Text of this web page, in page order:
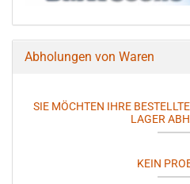
Abholungen von Waren
SIE MÖCHTEN IHRE
LAGER
KEIN